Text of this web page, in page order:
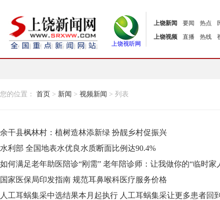
上饶视听网
上饶新闻 要闻 热点
上饶视频
直播 热线
您的位置： 首页 > 新闻 > 视频新闻 > 列表
余干县枫林村：植树造林添新绿 扮靓乡村促振兴
水利部 全国地表水优良水质断面比例达90.4%
如何满足老年助医陪诊“刚需” 老年陪诊师：让我做你的“临时家
国家医保局印发指南 规范耳鼻喉科医疗服务价格
人工耳蜗集采中选结果本月起执行 人工耳蜗集采让更多患者回